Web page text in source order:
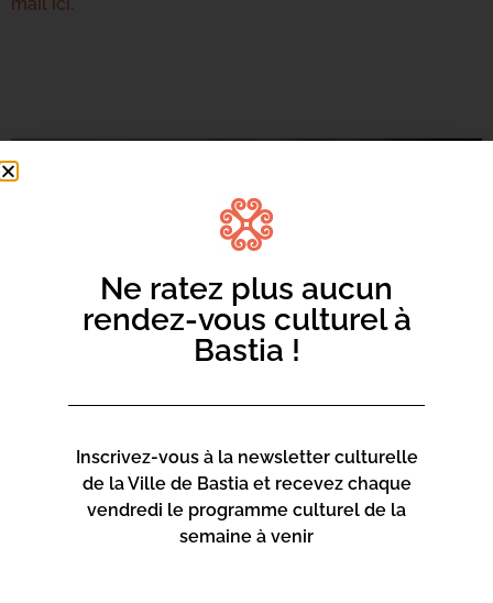
Ne ratez plus aucun
rendez-vous culturel à
Bastia !
Inscrivez-vous à la newsletter culturelle
de la Ville de Bastia et recevez chaque
vendredi le programme culturel de la
semaine à venir